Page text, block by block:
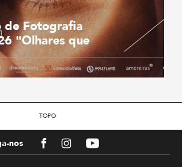
de Fotografia
"Olhares que
TOPO
nos FacebookInstagramYoutube